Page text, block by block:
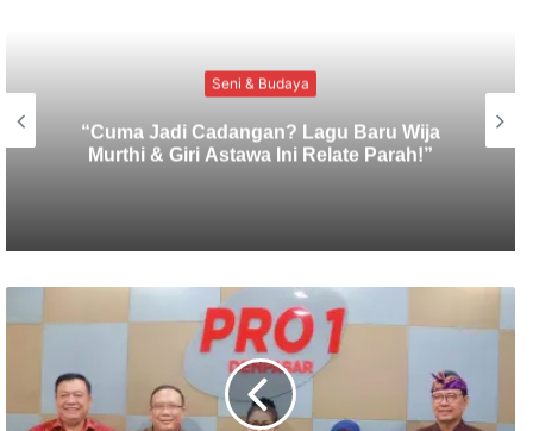
Uncategorized
Euforia Seni Anak Muda Menggeliat,
Parade Baleganjur “Solah Saling” Digelar
di Desa Megati